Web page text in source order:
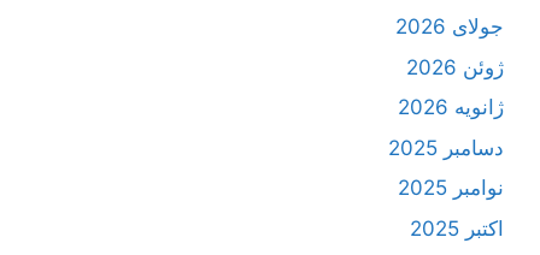
جولای 2026
ژوئن 2026
ژانویه 2026
دسامبر 2025
نوامبر 2025
اکتبر 2025